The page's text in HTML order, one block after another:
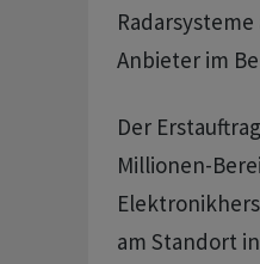
Anbieter im
Der
Millionen-
am Standort